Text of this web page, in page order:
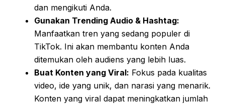
dan mengikuti Anda.
Gunakan Trending Audio & Hashtag:
Manfaatkan tren yang sedang populer di
TikTok. Ini akan membantu konten Anda
ditemukan oleh audiens yang lebih luas.
Buat Konten yang Viral: Fokus pada kualitas
video, ide yang unik, dan narasi yang menarik.
Konten yang viral dapat meningkatkan jumlah